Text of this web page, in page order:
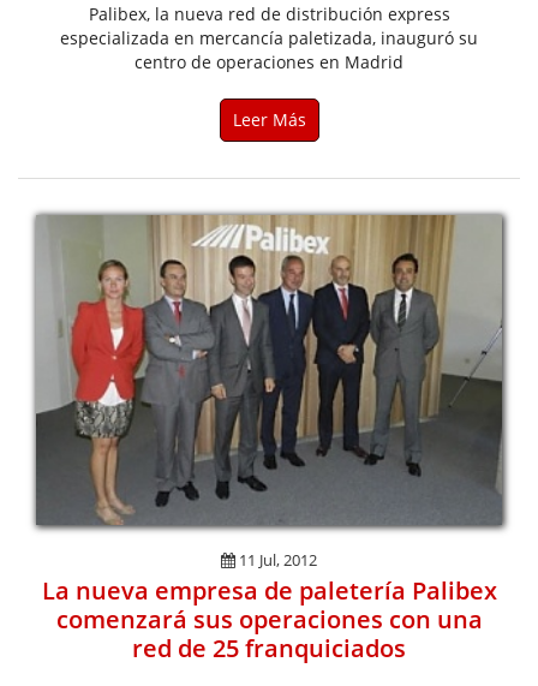
Palibex, la nueva red de distribución express
especializada en mercancía paletizada, inauguró su
centro de operaciones en Madrid
Leer Más
11 Jul, 2012
La nueva empresa de paletería Palibex
comenzará sus operaciones con una
red de 25 franquiciados